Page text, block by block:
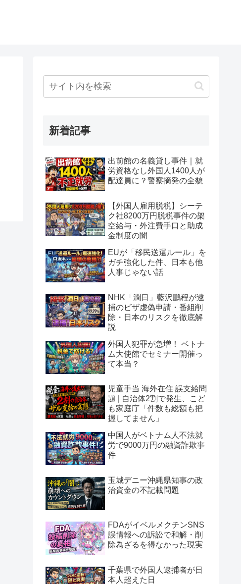
新着記事
出前館の名義貸し事件｜就
労資格なし外国人1400人が
配達員に？警察摘発の全貌
【外国人雇用脱税】シーテ
ク社8200万円脱税事件の架
空給与・外注費手口と助成
金制度の闇
EUが「移民送還ルール」を
ガチ強化した件、日本も他
人事じゃない話
NHK「潤日」藍沢鵬程が逮
捕のビザ虚偽申請・番組削
除・日本のリスクを徹底解
説
外国人犯罪が急増！ ベトナ
ム大使館でセミナー開催っ
て本当？
児童手当 海外在住 誤支給問
題 | 自治体2割で発生、こど
も家庭庁「件数も総額も把
握してません」
中国人がベトナム人不法就
労で9000万円の融資詐欺事
件
玉城デニー沖縄県知事の政
治資金の不記載問題
FDAがイベルメクチンSNS
誤情報への訴訟で和解・削
除為ざるを得なかった現実
千葉県で外国人逮捕者が日
本人超えた日